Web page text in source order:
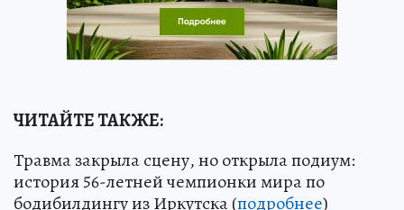
ЧИТАЙТЕ ТАКЖЕ:
Травма закрыла сцену, но открыла подиум:
история 56-летней чемпионки мира по
бодибилдингу из Иркутска (подробнее)